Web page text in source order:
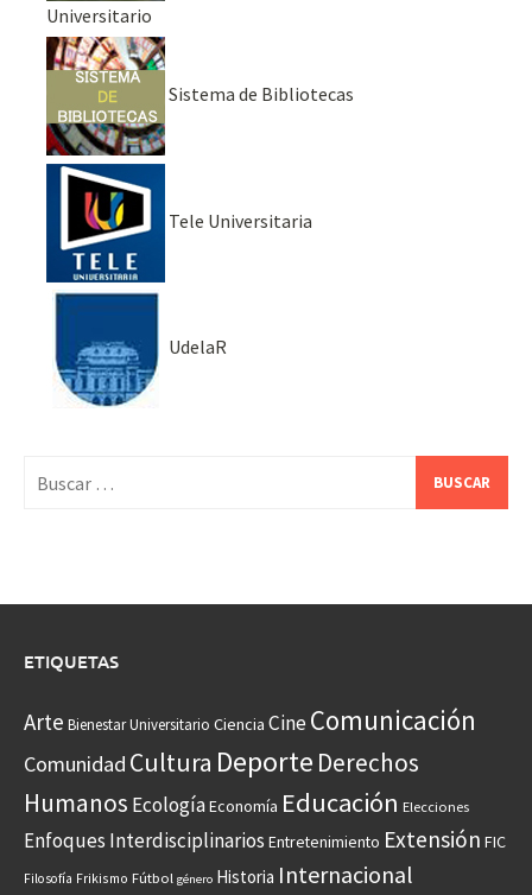
Universitario
Sistema de Bibliotecas
Tele Universitaria
UdelaR
ETIQUETAS
Arte Bienestar Universitario Ciencia CineComunicación
Comunidad Cultura Deporte Derechos
Humanos EcologíaEconomía Educación Elecciones
Enfoques Interdisciplinarios Entretenimiento Extensión FIC
Filosofía Frikismo Fútbol género Historia Internacional